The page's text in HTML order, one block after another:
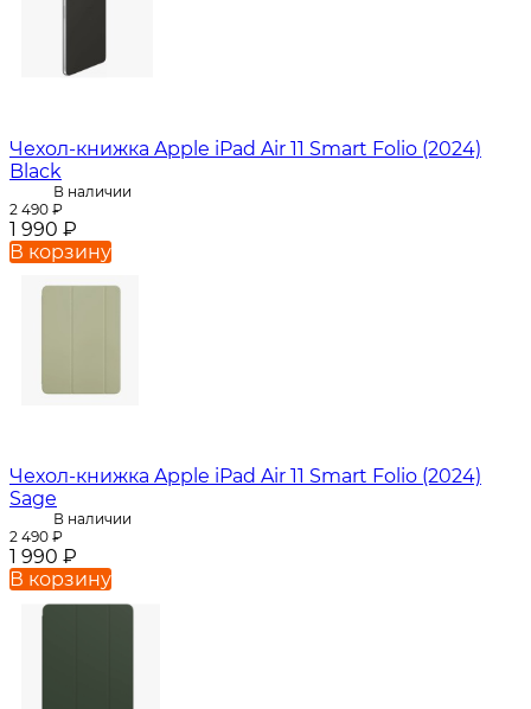
Чехол-книжка Apple iPad Air 11 Smart Folio (2024)
Black
В наличии
2 490 ₽
1 990 ₽
В корзину
Чехол-книжка Apple iPad Air 11 Smart Folio (2024)
Sage
В наличии
2 490 ₽
1 990 ₽
В корзину